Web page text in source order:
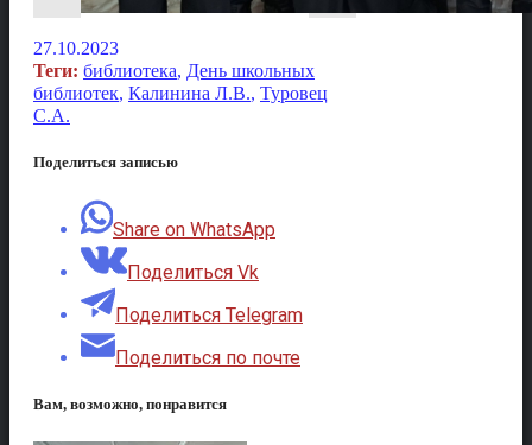
27.10.2023
Теги: библиотека, День школьных
библиотек, Калинина Л.В., Туровец
С.А.
Поделиться записью
Share on WhatsApp
Поделиться Vk
Поделиться Telegram
Поделиться по почте
Вам, возможно, понравится